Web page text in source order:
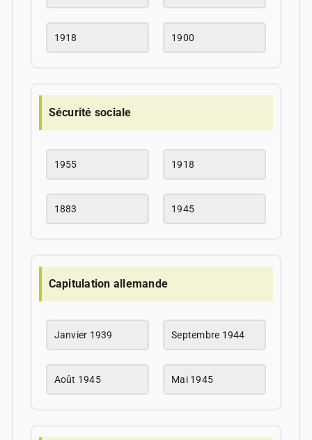
1918 1900
Sécurité sociale
1955 1918
1883 1945
Capitulation allemande
Janvier 1939 Septembre 1944
Août 1945 Mai 1945